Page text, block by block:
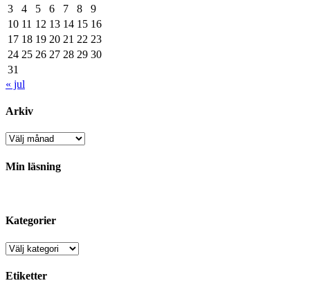
3
4 5 6 7 8
9
10 11 12 13 14 15 16
17 18 19 20 21 22 23
24 25 26 27 28 29 30
31
« jul
Arkiv
Arkiv
Min läsning
Kategorier
Kategorier
Etiketter